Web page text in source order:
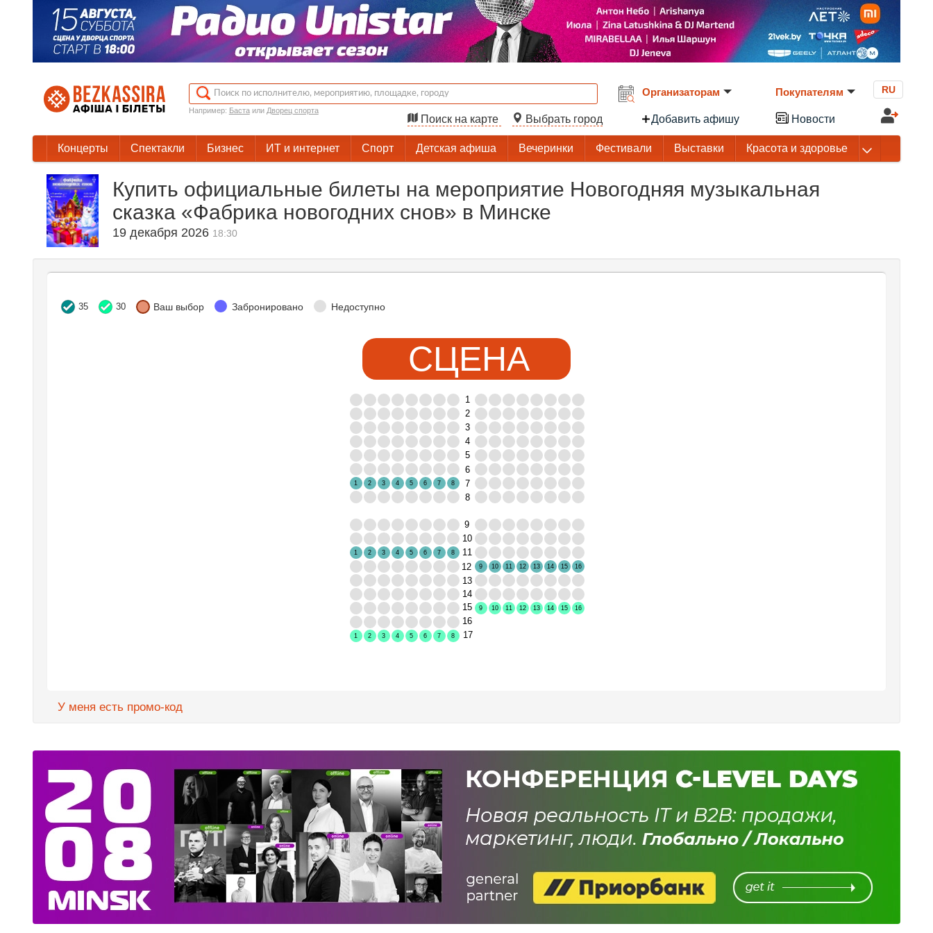
Например: Бастаили Дворец спорта
Поиск на карте Выбрать город
Организаторам
Добавить афишу
Покупателям
Новости
RU
Концерты Спектакли Бизнес ИТ и интернет Спорт Детская афиша Вечеринки Фестивали Выставки Красота и здоровье
Купить официальные билеты на мероприятие Новогодняя музыкальная
сказка «Фабрика новогодних снов» в Минске
19 декабря 2026 18:30
35 30 Ваш выбор Забронировано Недоступно
СЦЕНА
1 2 3 4 5 6 7 8
1 2 3 4 5 6 7
8
9
10 11 12 13 14 15 16
9 10 11 12 13 14 15 16
1 2 3 4 5 6 7 8
1
2
3
4
5
6
7
8
9
10
11
12
13
14
15
16
17
У меня есть промо-код